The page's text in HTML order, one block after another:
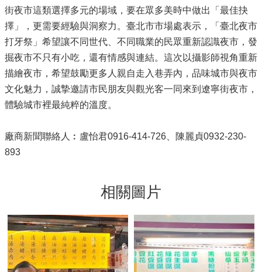
街夜市這類選擇多元的場域，要在眾多美時中做出「最佳抉
擇」，更需要經驗與洞察力。臺北市市場處表示，「臺北夜市
打牙祭」希望讓不同世代、不同職業的民眾重新認識夜市，發
掘夜市不只有小吃，還有情感與連結。這次以攝影師視角重新
描繪夜市，希望鼓勵更多人親自走入巷弄內，品味城市與夜市
文化魅力，誠摯邀請市民朋友與觀光客一同來到遼寧街夜市，
體驗城市裡最純粹的溫度。
廠商新聞聯絡人︰盧怡君0916-414-726、陳麗貞0932-230-
893
相關圖片